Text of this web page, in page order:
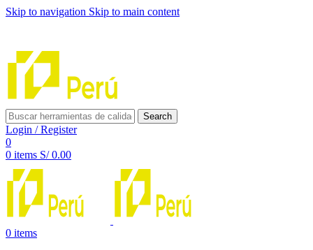
Skip to navigation Skip to main content
Search
Login / Register
0
0 items S/0.00
0 items